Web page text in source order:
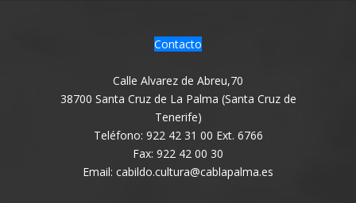
Contacto
Calle Alvarez de Abreu,70
38700 Santa Cruz de La Palma (Santa Cruz de
Tenerife)
Teléfono: 922 42 31 00 Ext. 6766
Fax: 922 42 00 30
Email: cabildo.cultura@cablapalma.es